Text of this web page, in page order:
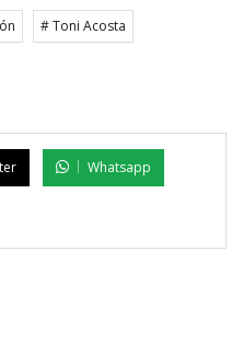
# Toni Acosta
Whatsapp